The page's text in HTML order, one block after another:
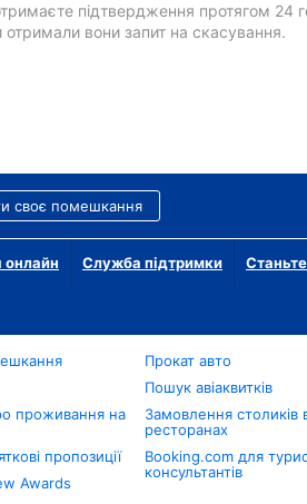
підтвердження протягом 24
вони запит на скасування.
своє помешкання
онлайн Служба підтримки
проживання на
пропозиції
Awards
Прокат авто
Пошук авіаквитків
Замовлення столиків
ресторанах
Booking.com для
консультантів